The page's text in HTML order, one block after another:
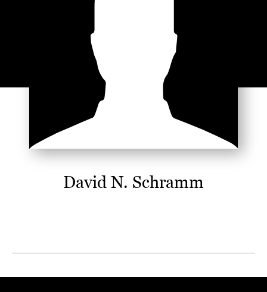
David N. Schramm